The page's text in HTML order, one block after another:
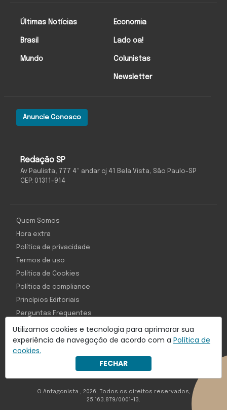
Utilizamos cookies e tecnologia para aprimorar sua
experiência de navegação de acordo com a Política de
cookies.
FECHAR
Redação SP
Av Paulista, 777 4º andar cj 41 Bela Vista, São Paulo-SP
CEP: 01311-914
Anuncie Conosco
Últimas Notícias
Brasil
Mundo
Economia
Lado oa!
Colunistas
Newsletter
Com inteligência e tecnologia:
Object1ve - Marketing Solution
Quem Somos
Hora extra
Política de privacidade
Termos de uso
Política de Cookies
Política de compliance
Princípios Editoriais
Perguntas Frequentes
O Antagonista , 2026, Todos os direitos reservados,
25.163.879/0001-13.